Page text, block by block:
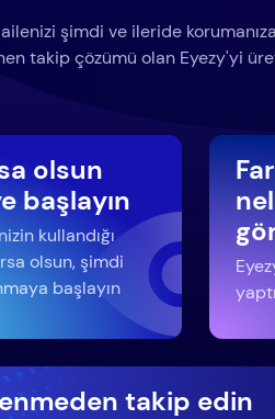
şimdi ve ileride
takip çözümü olan Eyezy'yi
olsun
başlayın
kullandığı
olsun, şimdi
başlayın
takip edin